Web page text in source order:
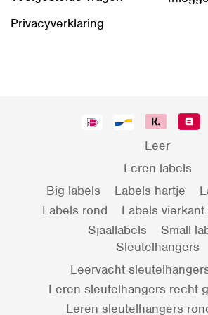
Privacyverklaring
Leer
Leren labels
Big labels
Labels hartje
Labels rond
Labels vierkant
Sjaallabels
Small
Sleutelhangers
Leervacht
Leren sleutelhangers recht
Leren sleutelhangers